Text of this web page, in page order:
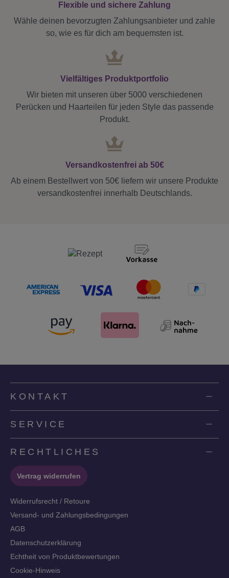
Flexible und sichere Zahlung
Wähle deinen bevorzugten Zahlungsanbieter und zahle
so, wie es für dich am bequemsten ist.
Vielfältiges Produktportfolio
Wir bieten mit unseren über 5000 verschiedenen
Perücken und Haarteilen für jeden Style das passende
Produkt.
Versandkostenfrei ab 50€
Ab einem Bestellwert von 50€ liefern wir unsere Produkte
versandkostenfrei innerhalb Deutschlands.
KONTAKT
SERVICE
RECHTLICHES
Vertrag widerrufen
Widerrufsrecht / Retoure
Versand- und Zahlungsbedingungen
AGB
Datenschutzerklärung
Echtheit von Produktbewertungen
Cookie-Hinweis